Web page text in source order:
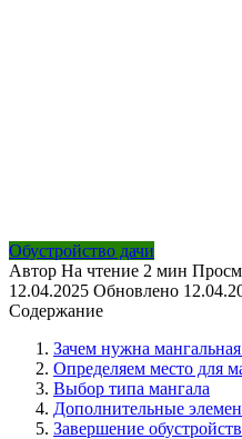
Обустройство дачи
Автор На чтение 2 мин
12.04.2025 Обновлено
Содержание
Зачем нужна мангальная
Определяем место для
Выбор типа мангала
Дополнительные
Завершение